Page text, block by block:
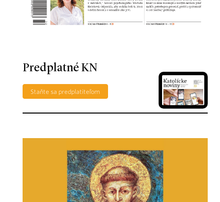
Predplatné KN
Staňte sa predplatiteľom